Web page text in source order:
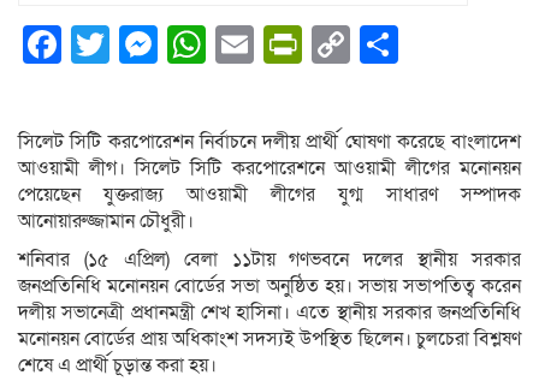
Facebook
Twitter
Messenger
WhatsApp
EmailPrintFriendly
Copy
সিলেট সিটি করপোরেশন নির্বাচনে দলীয় প্রার্থী ঘোষণা করেছে বাংলাদেশ
আওয়ামী লীগ। সিলেট সিটি করপোরেশনে আওয়ামী লীগের মনোনয়ন
পেয়েছেন যুক্তরাজ্য আওয়ামী লীগের যুগ্ম সাধারণ সম্পাদক
আনোয়ারুজ্জামান চৌধুরী।
শনিবার (১৫ এপ্রিল) বেলা ১১টায় গণভবনে দলের স্থানীয় সরকার
জনপ্রতিনিধি মনোনয়ন বোর্ডের সভা অনুষ্ঠিত হয়। সভায় সভাপতিত্ব করেন
দলীয় সভানেত্রী প্রধানমন্ত্রী শেখ হাসিনা। এতে স্থানীয় সরকার জনপ্রতিনিধি
মনোনয়ন বোর্ডের প্রায় অধিকাংশ সদস্যই উপস্থিত ছিলেন। চুলচেরা বিশ্লষণ
শেষে এ প্রার্থী চূড়ান্ত করা হয়।